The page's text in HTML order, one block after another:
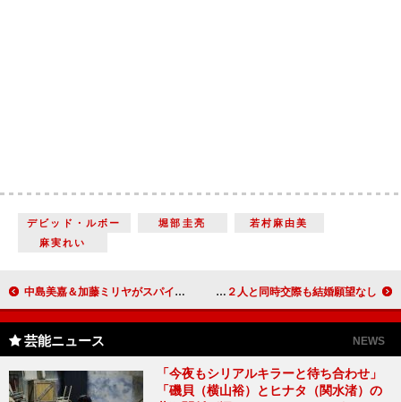
デビッド・ルボー 堀部圭亮
若村麻由美
麻実れい
中島美嘉＆加藤ミリヤがスパイダーマンのテーマソングを 中島「ミリヤちゃんがいて心強かった」 デーブ＆マイケル富岡が“ヤキソバン”復活切望 富岡は１２人と同時交際も結婚願望なし
芸能ニュース NEWS
「今夜もシリアルキラーと待ち合わせ」
「磯貝（横山裕）とヒナタ（関水渚）の